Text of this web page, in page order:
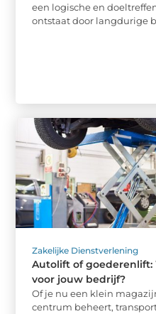
een logische en
ontstaat door langdurige
Zakelijke Dienstverlening
Autolift of goederenlift:
voor jouw bedrijf?
Of je nu een klein
centrum beheert,